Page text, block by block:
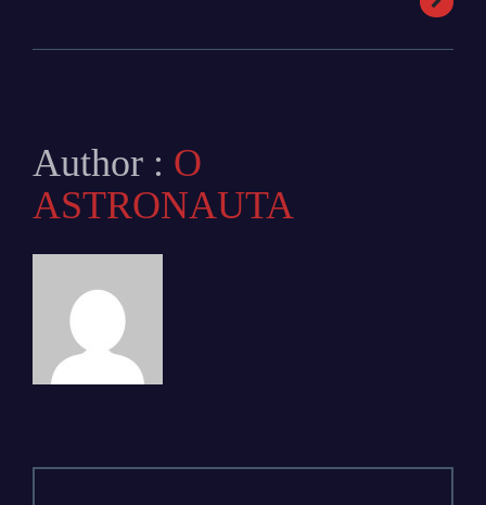
Author : O
ASTRONAUTA